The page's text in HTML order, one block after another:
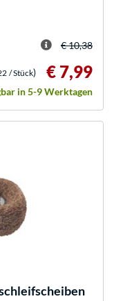
€ 10,38
/ Stück) € 7,99
in 5-9 Werktagen